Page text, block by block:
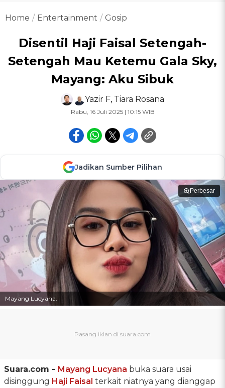
Home Entertainment Gosip
Disentil Haji Faisal Setengah-
Setengah Mau Ketemu Gala Sky,
Mayang: Aku Sibuk
Yazir F, Tiara Rosana
Rabu, 16 Juli 2025 | 10:15 WIB
Jadikan Sumber Pilihan
Perbesar
Mayang Lucyana.
Suara.com - Mayang Lucyana buka suara usai
disinggung Haji Faisal terkait niatnya yang dianggap